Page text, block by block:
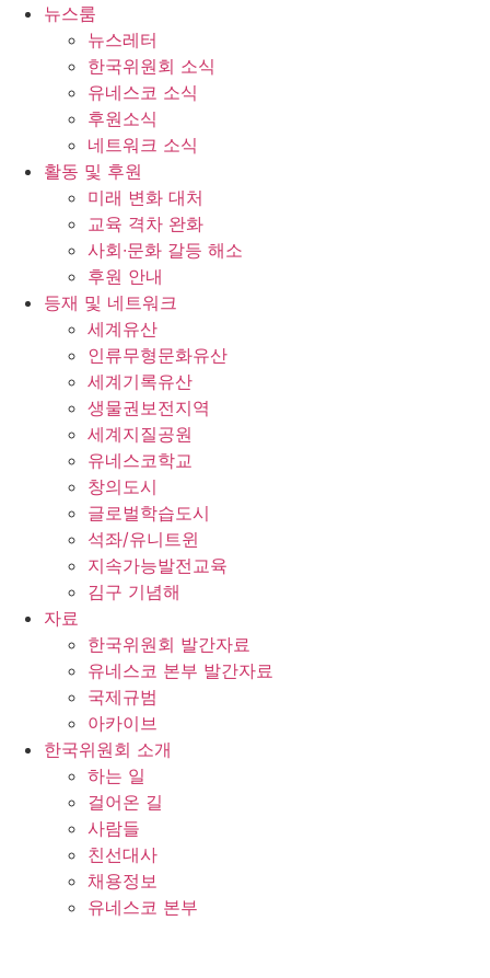
뉴스룸
뉴스레터
한국위원회 소식
유네스코 소식
후원소식
네트워크 소식
활동 및 후원
미래 변화 대처
교육 격차 완화
사회∙문화 갈등 해소
후원 안내
등재 및 네트워크
세계유산
인류무형문화유산
세계기록유산
생물권보전지역
세계지질공원
유네스코학교
창의도시
글로벌학습도시
석좌/유니트윈
지속가능발전교육
김구 기념해
자료
한국위원회 발간자료
유네스코 본부 발간자료
국제규범
아카이브
한국위원회 소개
하는 일
걸어온 길
사람들
친선대사
채용정보
유네스코 본부